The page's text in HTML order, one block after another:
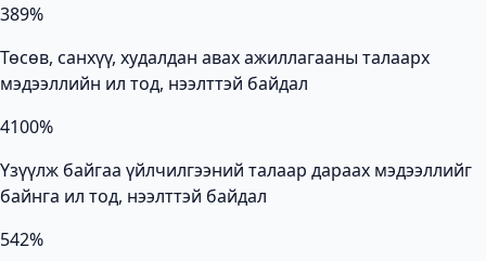
389%
Төсөв, санхүү, худалдан авах ажиллагааны талаарх
мэдээллийн ил тод, нээлттэй байдал
4100%
Үзүүлж байгаа үйлчилгээний талаар дараах мэдээллийг
байнга ил тод, нээлттэй байдал
542%